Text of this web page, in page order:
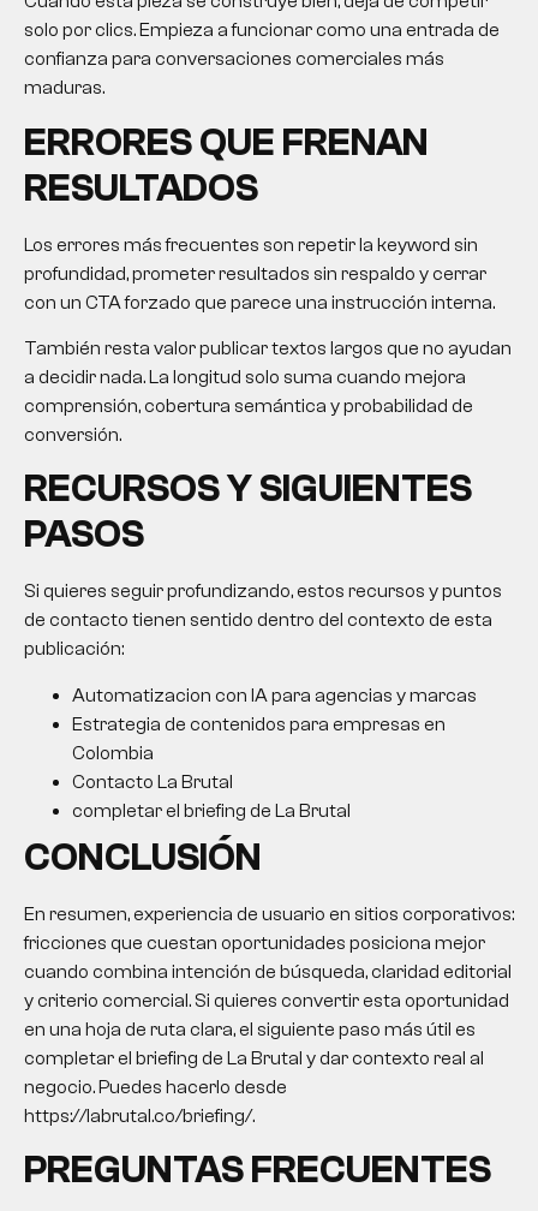
solo por clics. Empieza a funcionar como una entrada de
confianza para conversaciones comerciales más
maduras.
ERRORES QUE FRENAN
RESULTADOS
Los errores más frecuentes son repetir la keyword sin
profundidad, prometer resultados sin respaldo y cerrar
con un CTA forzado que parece una instrucción interna.
También resta valor publicar textos largos que no ayudan
a decidir nada. La longitud solo suma cuando mejora
comprensión, cobertura semántica y probabilidad de
conversión.
RECURSOS Y SIGUIENTES
PASOS
Si quieres seguir profundizando, estos recursos y puntos
de contacto tienen sentido dentro del contexto de esta
publicación:
Automatizacion con IA para agencias y marcas
Estrategia de contenidos para empresas en
Colombia
Contacto La Brutal
completar el briefing de La Brutal
CONCLUSIÓN
En resumen, experiencia de usuario en sitios corporativos:
fricciones que cuestan oportunidades posiciona mejor
cuando combina intención de búsqueda, claridad editorial
y criterio comercial. Si quieres convertir esta oportunidad
en una hoja de ruta clara, el siguiente paso más útil es
completar el briefing de La Brutal y dar contexto real al
negocio. Puedes hacerlo desde
https://labrutal.co/briefing/.
PREGUNTAS FRECUENTES